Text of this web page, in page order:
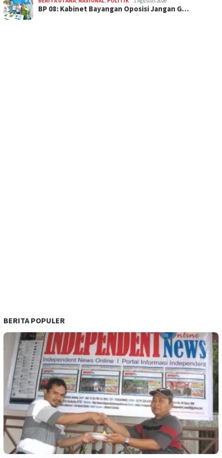
BP 08: Kabinet Bayangan Oposisi Jangan G…
BERITA POPULER